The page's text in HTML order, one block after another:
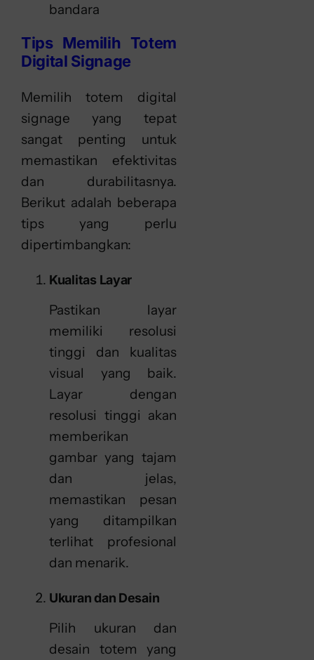
bandara
Tips Memilih Totem
Digital Signage
Memilih totem digital
signage yang tepat
sangat penting untuk
memastikan efektivitas
dan durabilitasnya.
Berikut adalah beberapa
tips yang perlu
dipertimbangkan:
Kualitas Layar
Pastikan layar
memiliki resolusi
tinggi dan kualitas
visual yang baik.
Layar dengan
resolusi tinggi akan
memberikan
gambar yang tajam
dan jelas,
memastikan pesan
yang ditampilkan
terlihat profesional
dan menarik.
Ukuran dan Desain
Pilih ukuran dan
desain totem yang